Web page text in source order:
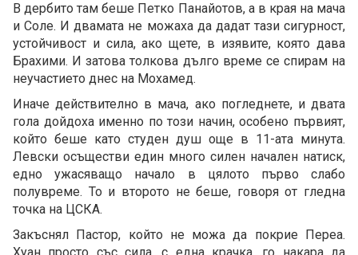
В дербито там беше Петко Панайотов, а в края на мача
и Соле. И двамата не можаха да дадат тази сигурност,
устойчивост и сила, ако щете, в изявите, която дава
Брахими. И затова толкова дълго време се спирам на
неучастието днес на Мохамед.
Иначе действително в мача, ако погледнете, и двата
гола дойдоха именно по този начин, особено първият,
който беше като студен душ още в 11-ата минута.
Левски осъществи един много силен начален натиск,
едно ужасяващо начало в цялото първо слабо
полувреме. То и второто не беше, говоря от гледна
точка на ЦСКА.
Закъснял Пастор, който не можа да покрие Переа.